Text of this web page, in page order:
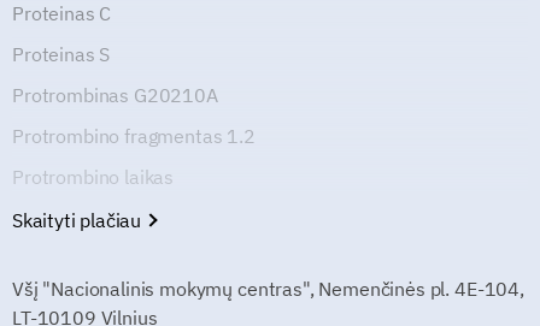
Proteinas C
Proteinas S
Protrombinas G20210A
Protrombino fragmentas 1.2
Protrombino laikas
Skaityti plačiau
Všį "Nacionalinis mokymų centras", Nemenčinės pl. 4E-104,
LT-10109 Vilnius